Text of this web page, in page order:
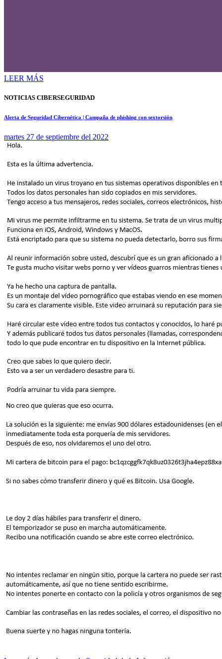
LEER MÁS
NOTICIAS CIBERSEGURIDAD
Alerta de Seguridad Cibernética | Campaña de phishing con sextorsión
martes 27 de septiembre del 2022